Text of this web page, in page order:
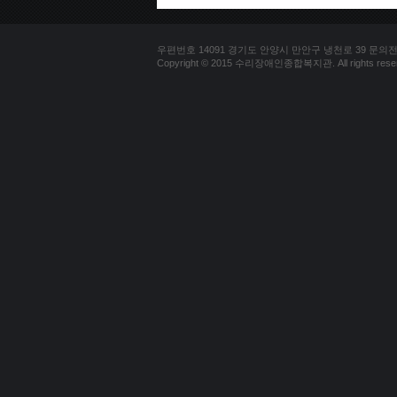
우편번호 14091 경기도 안양시 만안구 냉천로 39 문의
Copyright © 2015 수리장애인종합복지관. All rights